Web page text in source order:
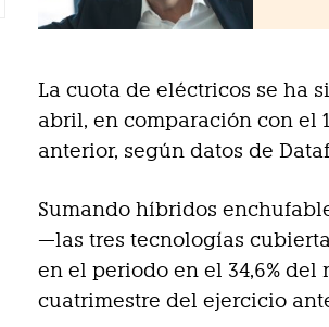
La cuota de eléctricos se ha
abril, en comparación con el
anterior, según datos de
Sumando híbridos
—las tres tecnologías
en el periodo en el 34,6% del
cuatrimestre del ejercicio